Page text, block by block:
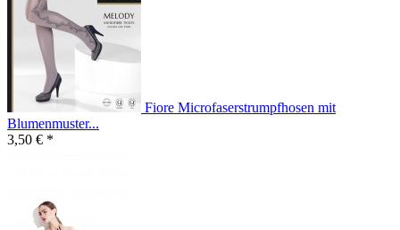
Fiore Microfaserstrumpfhosen mit
Blumenmuster...
3,50 € *